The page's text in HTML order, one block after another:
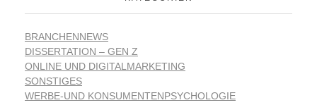
BRANCHENNEWS
DISSERTATION – GEN Z
ONLINE UND DIGITALMARKETING
SONSTIGES
WERBE-UND KONSUMENTENPSYCHOLOGIE